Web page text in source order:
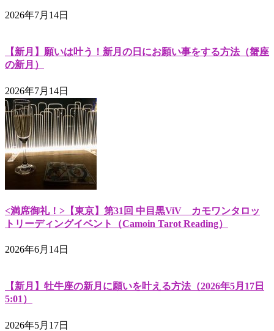
2026年7月14日
【新月】願いは叶う！新月の日にお願い事をする方法（蟹座
の新月）
2026年7月14日
<満席御礼！>【東京】第31回 中目黒ViV カモワンタロッ
トリーディングイベント（Camoin Tarot Reading）
2026年6月14日
【新月】牡牛座の新月に願いを叶える方法（2026年5月17日
5:01）
2026年5月17日